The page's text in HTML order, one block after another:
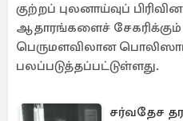
குற்றப் புலனாய்வுப்
ஆதாரங்களைச் சேகரிக்கும்
பெருமளவிலான பொலிஸார்
பலப்படுத்தப்பட்டுள்ளது.
சர்வதேச